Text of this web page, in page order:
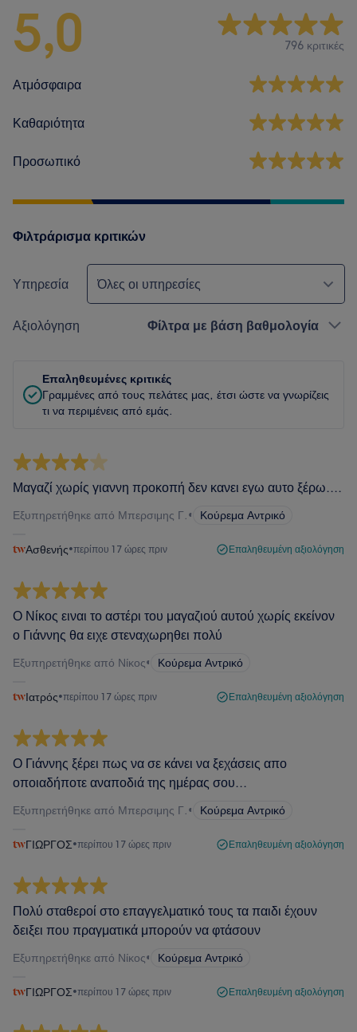
5,0 796 κριτικές
Ατμόσφαιρα
Καθαριότητα
Προσωπικό
Φιλτράρισμα κριτικών
Υπηρεσία Όλες οι υπηρεσίες
Αξιολόγηση Φίλτρα με βάση βαθμολογία
Επαληθευμένες κριτικές
Γραμμένες από τους πελάτες μας, έτσι ώστε να γνωρίζεις
τι να περιμένεις από εμάς.
Μαγαζί χωρίς γιαννη προκοπή δεν κανει εγω αυτο ξέρω....
Εξυπηρετήθηκε από Μπερσιμης Γ.• Κούρεμα Αντρικό
Ασθενής•περίπου 17 ώρες πριν Επαληθευμένη αξιολόγηση
Ο Νίκος ειναι το αστέρι του μαγαζιού αυτού χωρίς εκείνον
ο Γιάννης θα ειχε στεναχωρηθει πολύ
Εξυπηρετήθηκε από Νίκος• Κούρεμα Αντρικό
Ιατρός•περίπου 17 ώρες πριν Επαληθευμένη αξιολόγηση
Ο Γιάννης ξέρει πως να σε κάνει να ξεχάσεις απο
οποιαδήποτε αναποδιά της ημέρας σου...
Εξυπηρετήθηκε από Μπερσιμης Γ.• Κούρεμα Αντρικό
ΓΙΩΡΓΟΣ•περίπου 17 ώρες πριν Επαληθευμένη αξιολόγηση
Πολύ σταθεροί στο επαγγελματικό τους τα παιδι έχουν
δειξει που πραγματικά μπορούν να φτάσουν
Εξυπηρετήθηκε από Νίκος• Κούρεμα Αντρικό
ΓΙΩΡΓΟΣ•περίπου 17 ώρες πριν Επαληθευμένη αξιολόγηση